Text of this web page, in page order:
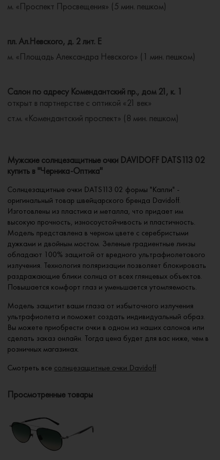
м. «Проспект Просвещения» (5 мин. пешком)
пл. Ал.Невского, д. 2 лит. Е
м. «Площадь Александра Невского» (1 мин. пешком)
Салон по адресу Комендантский пр., дом 21, к. 1
открыт в партнерстве с оптикой «21 век»
ст.м. «Комендантский проспект» (8 мин. пешком)
Мужские солнцезащитные очки DAVIDOFF DATS113 02
купить в "Черника-Оптика"
Солнцезащитные очки DATS113 02 формы "Капли" -
оригинальный товар швейцарского бренда Davidoff.
Изготовлены из пластика и металла, что придает им
высокую прочность, износоустойчивость и пластичность.
Модель представлена в черном цвете с серебристыми
дужками и двойным мостом. Зеленые градиентные линзы
обладают 100% защитой от вредного ультрафиолетового
излучения. Технология поляризации позволяет блокировать
раздражающие блики солнца от всех глянцевых объектов.
Повышается комфорт глаз и уменьшается утомляемость.
Модель защитит ваши глаза от избыточного излучения
ультрафиолета и поможет создать индивидуальный образ.
Вы можете приобрести очки в одном из наших салонов или
сделать заказ онлайн. Тогда цена будет для вас ниже, чем в
розничных магазинах.
Смотреть все солнцезащитные очки Davidoff
Просмотренные товары